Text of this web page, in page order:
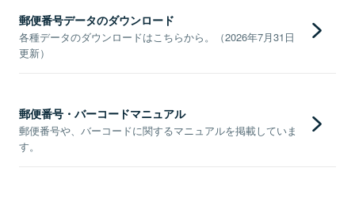
郵便番号データのダウンロード
各種データのダウンロードはこちらから。（2026年7月31日
更新）
郵便番号・バーコードマニュアル
郵便番号や、バーコードに関するマニュアルを掲載していま
す。